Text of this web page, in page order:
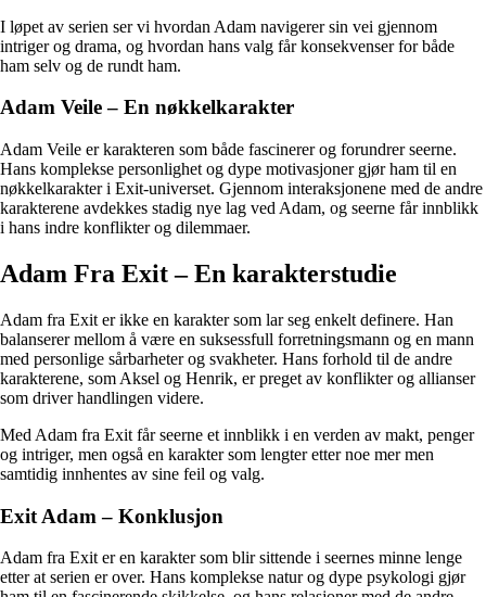
I løpet av serien ser vi hvordan Adam navigerer sin vei gjennom
intriger og drama, og hvordan hans valg får konsekvenser for både
ham selv og de rundt ham.
Adam Veile – En nøkkelkarakter
Adam Veile er karakteren som både fascinerer og forundrer seerne.
Hans komplekse personlighet og dype motivasjoner gjør ham til en
nøkkelkarakter i Exit-universet. Gjennom interaksjonene med de andre
karakterene avdekkes stadig nye lag ved Adam, og seerne får innblikk
i hans indre konflikter og dilemmaer.
Adam Fra Exit – En karakterstudie
Adam fra Exit er ikke en karakter som lar seg enkelt definere. Han
balanserer mellom å være en suksessfull forretningsmann og en mann
med personlige sårbarheter og svakheter. Hans forhold til de andre
karakterene, som Aksel og Henrik, er preget av konflikter og allianser
som driver handlingen videre.
Med Adam fra Exit får seerne et innblikk i en verden av makt, penger
og intriger, men også en karakter som lengter etter noe mer men
samtidig innhentes av sine feil og valg.
Exit Adam – Konklusjon
Adam fra Exit er en karakter som blir sittende i seernes minne lenge
etter at serien er over. Hans komplekse natur og dype psykologi gjør